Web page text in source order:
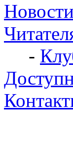
Новости
-